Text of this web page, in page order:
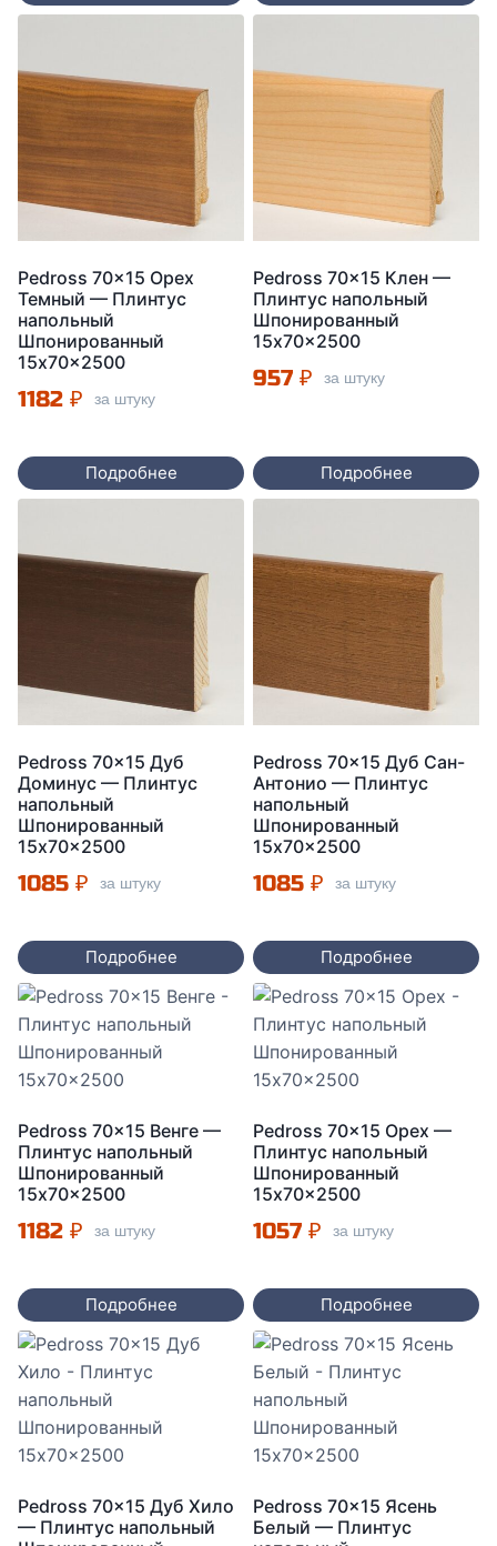
Pedross 70×15 Орех
Темный — Плинтус
напольный
Шпонированный
15x70x2500
1182 ₽ за штуку
Подробнее
Pedross 70×15 Клен —
Плинтус напольный
Шпонированный
15x70x2500
957 ₽ за штуку
Подробнее
Pedross 70×15 Дуб
Доминус — Плинтус
напольный
Шпонированный
15x70x2500
1085 ₽ за штуку
Подробнее
Pedross 70×15 Дуб Сан-
Антонио — Плинтус
напольный
Шпонированный
15x70x2500
1085 ₽ за штуку
Подробнее
Pedross 70×15 Венге —
Плинтус напольный
Шпонированный
15x70x2500
1182 ₽ за штуку
Подробнее
Pedross 70×15 Орех —
Плинтус напольный
Шпонированный
15x70x2500
1057 ₽ за штуку
Подробнее
Pedross 70×15 Дуб Хило
— Плинтус напольный
Pedross 70×15 Ясень
Белый — Плинтус